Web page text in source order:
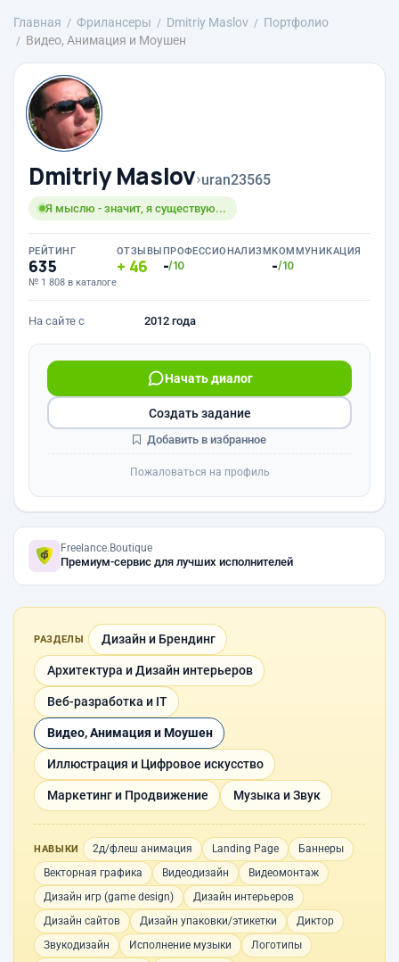
Главная Фрилансеры Dmitriy Maslov
Портфолио
Видео, Анимация и Моушен
Dmitriy Maslov›uran23565
Я мыслю - значит, я существую...
РЕЙТИНГ
635
№ 1 808 в каталоге
ОТЗЫВЫ
46
ПРОФЕССИОНАЛИЗМ
-/10
КОММУНИКАЦИЯ
-/10
На сайте с 2012 года
Начать диалог
Создать задание
Добавить в избранное
Пожаловаться на профиль
Freelance.Boutique
Премиум-сервис для лучших исполнителей
РАЗДЕЛЫ Дизайн и Брендинг
Архитектура и Дизайн интерьеров
Веб-разработка и IT
Видео, Анимация и Моушен
Иллюстрация и Цифровое искусство
Маркетинг и Продвижение Музыка и Звук
НАВЫКИ 2д/флеш анимация Landing Page
Баннеры
Векторная графика
Видеодизайн
Видеомонтаж
Дизайн игр (game design)
Дизайн интерьеров
Дизайн сайтов
Дизайн упаковки/этикетки
Диктор
Звукодизайн
Исполнение музыки
Логотипы